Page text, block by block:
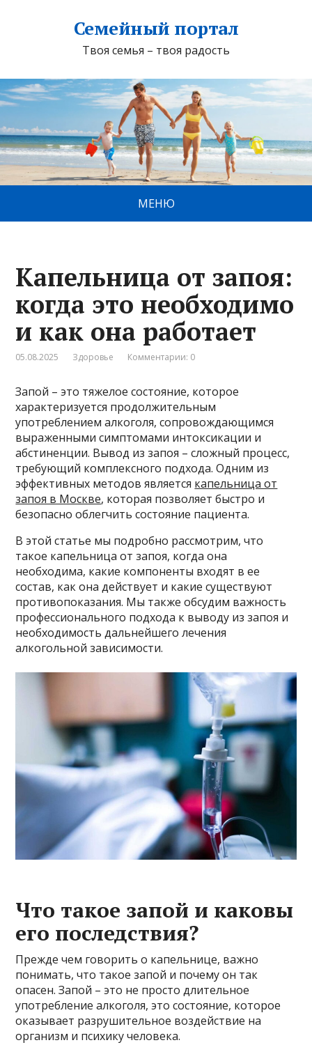
Семейный портал
Твоя семья – твоя радость
МЕНЮ
Капельница от запоя:
когда это необходимо
и как она работает
05.08.2025 Здоровье Комментарии: 0
Запой – это тяжелое состояние, которое
характеризуется продолжительным
употреблением алкоголя, сопровождающимся
выраженными симптомами интоксикации и
абстиненции. Вывод из запоя – сложный процесс,
требующий комплексного подхода. Одним из
эффективных методов является капельница от
запоя в Москве, которая позволяет быстро и
безопасно облегчить состояние пациента.
В этой статье мы подробно рассмотрим, что
такое капельница от запоя, когда она
необходима, какие компоненты входят в ее
состав, как она действует и какие существуют
противопоказания. Мы также обсудим важность
профессионального подхода к выводу из запоя и
необходимость дальнейшего лечения
алкогольной зависимости.
Что такое запой и каковы
его последствия?
Прежде чем говорить о капельнице, важно
понимать, что такое запой и почему он так
опасен. Запой – это не просто длительное
употребление алкоголя, это состояние, которое
оказывает разрушительное воздействие на
организм и психику человека.